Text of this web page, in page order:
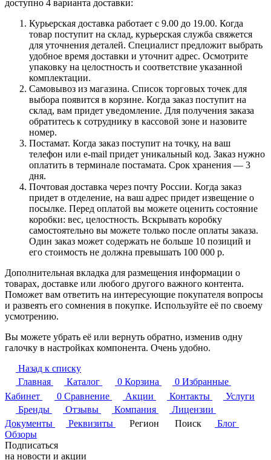
доступно 4 варианта доставки:
Курьерская доставка работает с 9.00 до 19.00. Когда
товар поступит на склад, курьерская служба свяжется
для уточнения деталей. Специалист предложит выбрать
удобное время доставки и уточнит адрес. Осмотрите
упаковку на целостность и соответствие указанной
комплектации.
Самовывоз из магазина. Список торговых точек для
выбора появится в корзине. Когда заказ поступит на
склад, вам придет уведомление. Для получения заказа
обратитесь к сотруднику в кассовой зоне и назовите
номер.
Постамат. Когда заказ поступит на точку, на ваш
телефон или e-mail придет уникальный код. Заказ нужно
оплатить в терминале постамата. Срок хранения — 3
дня.
Почтовая доставка через почту России. Когда заказ
придет в отделение, на ваш адрес придет извещение о
посылке. Перед оплатой вы можете оценить состояние
коробки: вес, целостность. Вскрывать коробку
самостоятельно вы можете только после оплаты заказа.
Один заказ может содержать не больше 10 позиций и
его стоимость не должна превышать 100 000 р.
Дополнительная вкладка для размещения информации о
товарах, доставке или любого другого важного контента.
Поможет вам ответить на интересующие покупателя вопросы
и развеять его сомнения в покупке. Используйте её по своему
усмотрению.
Вы можете убрать её или вернуть обратно, изменив одну
галочку в настройках компонента. Очень удобно.
Назад к списку
Главная
Каталог 0 Корзина 0 Избранные
Кабинет
0 Сравнение Акции Контакты
Услуги
Бренды
Отзывы Компания
Лицензии
Документы
Реквизиты Регион Поиск
Блог
Обзоры
Подписаться
на новости и акции